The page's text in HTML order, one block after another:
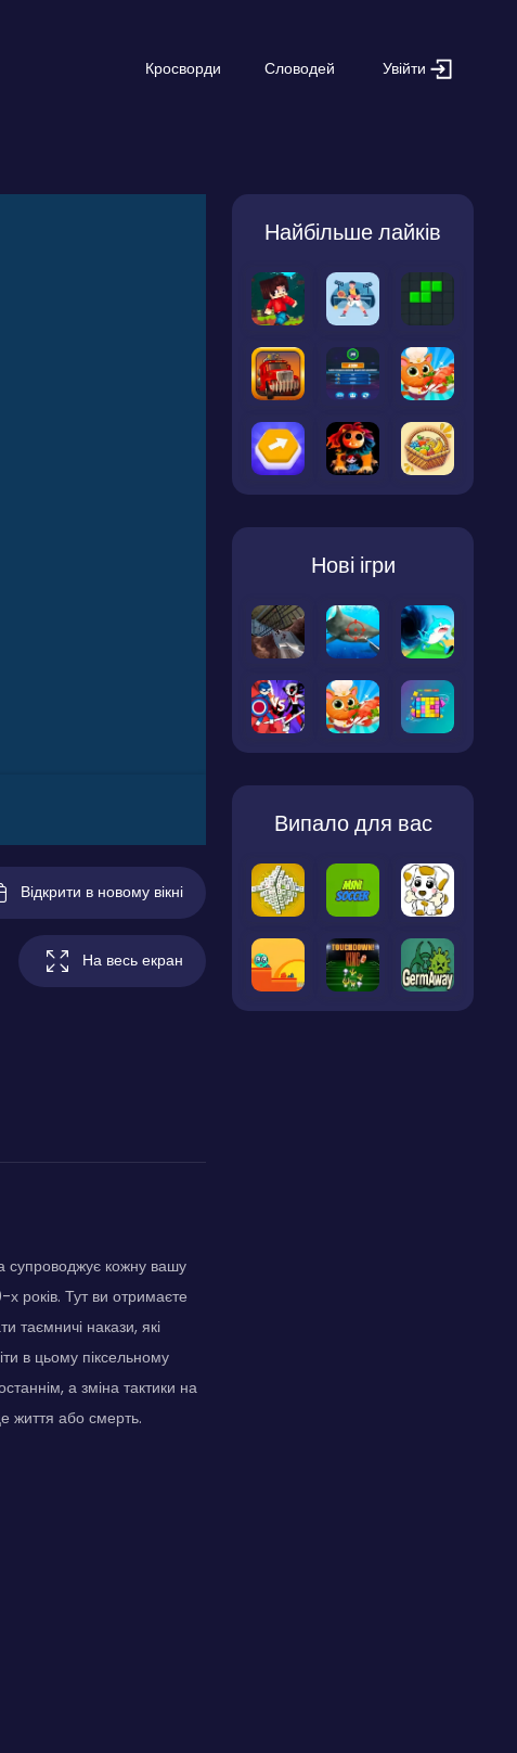
Кросворди Словодей Увійти
Відкрити в новому вікні
На весь екран
супроводжує кожну вашу
років. Тут ви отримаєте
таємничі накази, які
в цьому піксельному
а зміна тактики на
життя або смерть.
Найбільше лайків
Нові ігри
Випало для вас